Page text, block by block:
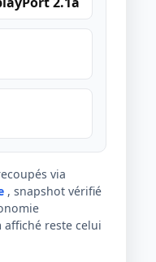
via
, snapshot vérifié
reste celui